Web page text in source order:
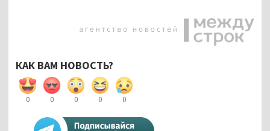
КАК ВАМ НОВОСТЬ?
0 0 0 0 0